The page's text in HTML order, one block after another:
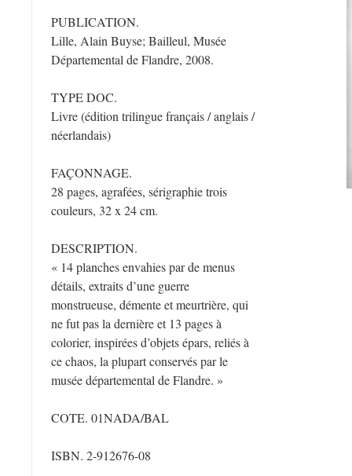
PUBLICATION.
Lille, Alain Buyse; Bailleul, Musée
Départemental de Flandre, 2008.
TYPE DOC.
Livre (édition trilingue français / anglais /
néerlandais)
FAÇONNAGE.
28 pages, agrafées, sérigraphie trois
couleurs, 32 x 24 cm.
DESCRIPTION.
« 14 planches envahies par de menus
détails, extraits d’une guerre
monstrueuse, démente et meurtrière, qui
ne fut pas la dernière et 13 pages à
colorier, inspirées d’objets épars, reliés à
ce chaos, la plupart conservés par le
musée départemental de Flandre. »
COTE. 01NADA/BAL
ISBN. 2-912676-08